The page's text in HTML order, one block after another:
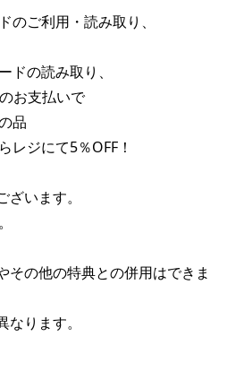
のご利用・読み取り、
ドの読み取り、
お支払いで
品
レジにて5％OFF！
います。
の他の特典との併用はできま
ります。